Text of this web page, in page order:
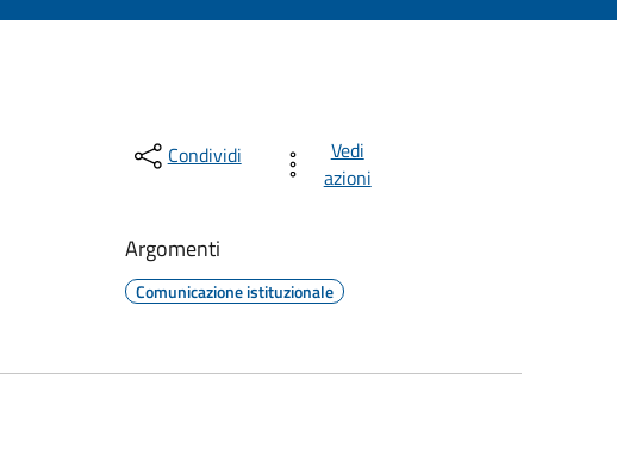
Condividi
Vedi
azioni
Argomenti
Comunicazione istituzionale